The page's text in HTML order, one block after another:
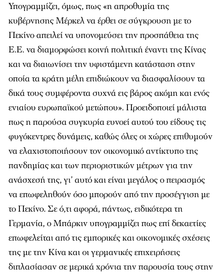
Υπογραμμίζει, όμως, πως «η απροθυμία της
κυβέρνησης Μέρκελ να έρθει σε σύγκρουση με το
Πεκίνο απειλεί να υπονομεύσει την προσπάθεια της
Ε.Ε. να διαμορφώσει κοινή πολιτική έναντι της Κίνας
και να διαιωνίσει την υφιστάμενη κατάσταση στην
οποία τα κράτη μέλη επιδιώκουν να διασφαλίσουν τα
δικά τους συμφέροντα συχνά εις βάρος ακόμη και ενός
ενιαίου ευρωπαϊκού μετώπου». Προειδοποιεί μάλιστα
πως η παρούσα συγκυρία ευνοεί αυτού του είδους τις
φυγόκεντρες δυνάμεις, καθώς όλες οι χώρες επιθυμούν
να ελαχιστοποιήσουν τον οικονομικό αντίκτυπο της
πανδημίας και των περιοριστικών μέτρων για την
ανάσχεσή της, γι’ αυτό και είναι μεγάλος ο πειρασμός
να επωφεληθούν όσο μπορούν από την προσέγγιση με
το Πεκίνο. Σε ό,τι αφορά, πάντως, ειδικότερα τη
Γερμανία, ο Μπάρκιν υπογραμμίζει πως επί δεκαετίες
επωφελείται από τις εμπορικές και οικονομικές σχέσεις
της με την Κίνα και οι γερμανικές επιχειρήσεις
διπλασίασαν σε μερικά χρόνια την παρουσία τους στην